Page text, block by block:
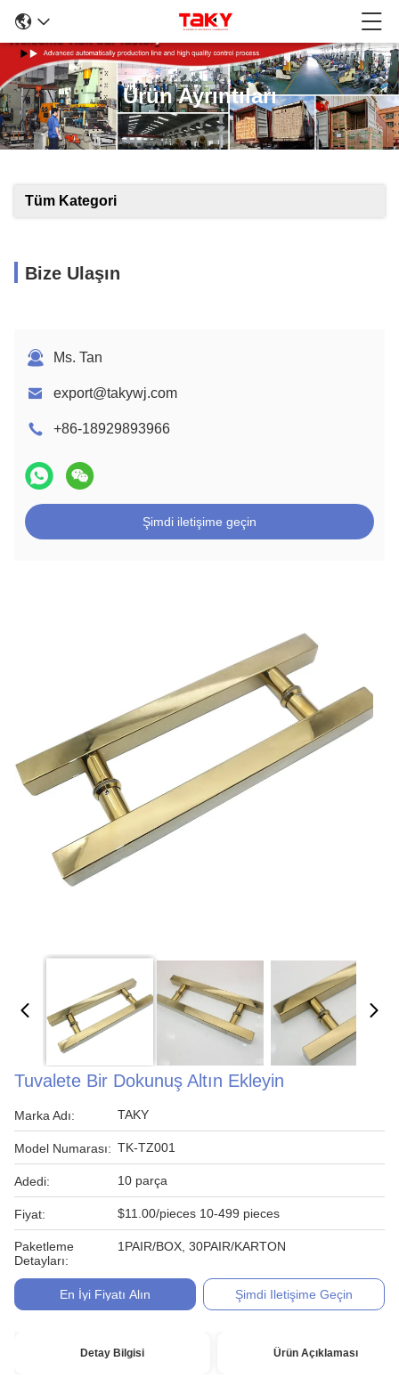
Ürün Ayrıntıları
Tüm Kategori
Bize Ulaşın
Ms. Tan
export@takywj.com
+86-18929893966
Şimdi iletişime geçin
Tuvalete Bir Dokunuş Altın Ekleyin
Marka Adı: TAKY
Model Numarası: TK-TZ001
Adedi: 10 parça
Fiyat: $11.00/pieces 10-499 pieces
Paketleme
Detayları:
1PAIR/BOX, 30PAIR/KARTON
En İyi Fiyatı Alın Şimdi Iletişime Geçin
Detay Bilgisi Ürün Açıklaması